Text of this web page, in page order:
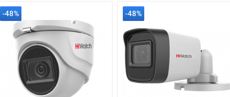
-48% -48%